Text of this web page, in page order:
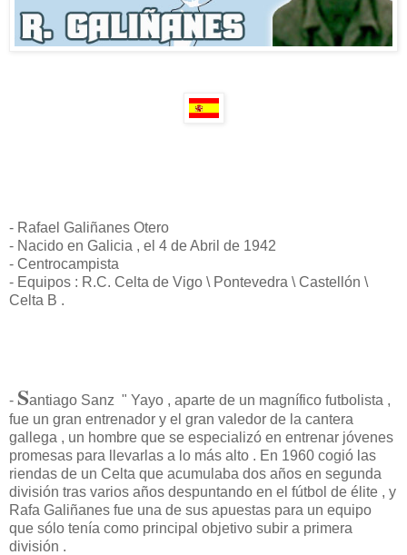
- Rafael Galiñanes Otero
- Nacido en Galicia , el 4 de Abril de 1942
- Centrocampista
- Equipos : R.C. Celta de Vigo \ Pontevedra \ Castellón \
Celta B .
- Santiago Sanz " Yayo , aparte de un magnífico futbolista ,
fue un gran entrenador y el gran valedor de la cantera
gallega , un hombre que se especializó en entrenar jóvenes
promesas para llevarlas a lo más alto . En 1960 cogió las
riendas de un Celta que acumulaba dos años en segunda
división tras varios años despuntando en el fútbol de élite , y
Rafa Galiñanes fue una de sus apuestas para un equipo
que sólo tenía como principal objetivo subir a primera
división .